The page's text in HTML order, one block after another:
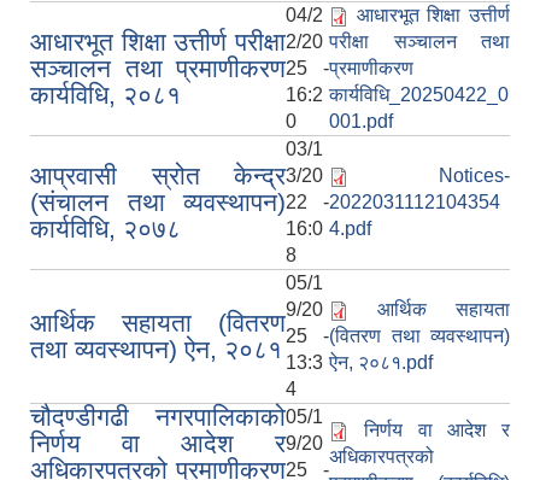
आधारभूत शिक्षा उत्तीर्ण परीक्षा
सञ्चालन तथा प्रमाणीकरण
कार्यविधि, २०८१
04/2
2/20
25 -
16:2
0
आधारभूत शिक्षा उत्तीर्ण
परीक्षा सञ्चालन तथा
प्रमाणीकरण
कार्यविधि_20250422_0
001.pdf
आप्रवासी स्रोत केन्द्र
(संचालन तथा व्यवस्थापन)
कार्यविधि, २०७८
03/1
3/20
22 -
16:0
8
Notices-
2022031112104354
4.pdf
आर्थिक सहायता (वितरण
तथा व्यवस्थापन) ऐन, २०८१
05/1
9/20
25 -
13:3
4
आर्थिक सहायता
(वितरण तथा व्यवस्थापन)
ऐन, २०८१.pdf
चौदण्डीगढी नगरपालिकाको
निर्णय वा आदेश र
अधिकारपत्रको प्रमाणीकरण
05/1
9/20
25 -
निर्णय वा आदेश र
अधिकारपत्रको